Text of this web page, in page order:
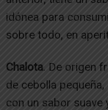
idónea para
sobre todo, en
Chalota. De origen
de cebolla
con un sabor suave